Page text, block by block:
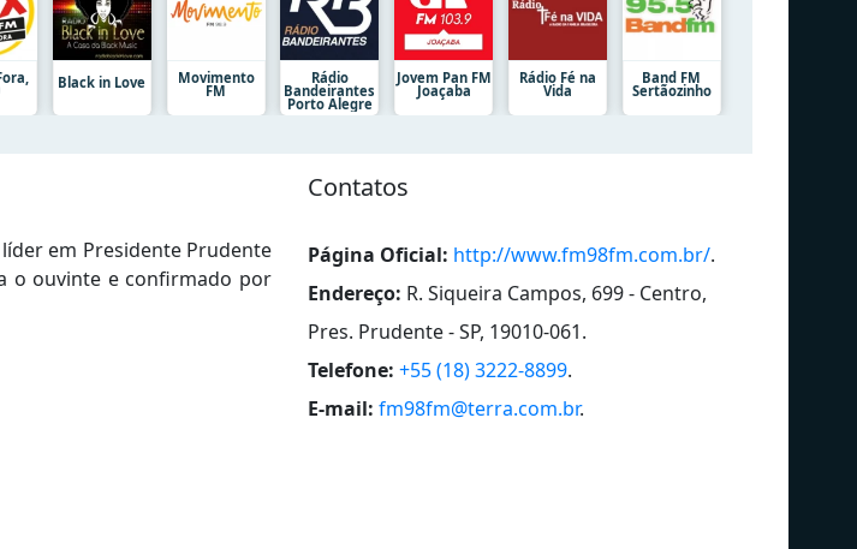
Black in Love Movimento
FM
Rádio
Bandeirantes
Porto Alegre
Jovem Pan FM
Joaçaba
Rádio Fé na
Vida
Band FM
Sertãozinho
em Presidente Prudente
o ouvinte e confirmado por
Contatos
Página Oficial: http://www.fm98fm.com.br/.
Endereço: R. Siqueira Campos, 699 - Centro,
Pres. Prudente - SP, 19010-061.
Telefone: +55 (18) 3222-8899.
E-mail: fm98fm@terra.com.br.